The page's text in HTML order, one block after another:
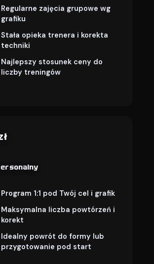
Regularne zajęcia grupowe wg
grafiku
Stała opieka trenera i korekta
techniki
Najlepszy stosunek ceny do
liczby treningów
Program 1:1 pod Twój cel i grafik
Maksymalna liczba powtórzeń i
korekt
Idealny powrót do formy lub
przygotowanie pod start